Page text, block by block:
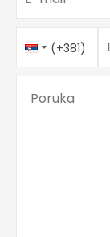
Telefon*
Country
Code
(+381)